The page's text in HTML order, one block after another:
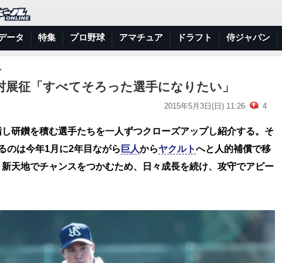
ータ 特集 プロ野球 アマチュア ドラフト 侍ジャパン
展征「すべてそろった選手になりたい」
2015年5月3日(日) 11:26 4
研鑚を積む選手たちを一人ずつクローズアップし紹介する。そ
のは今年1月に2年目ながら 巨人からヤクルトへと人的補償で移
新天地でチャンスをつかむため、日々成長を続け、攻守でアピー